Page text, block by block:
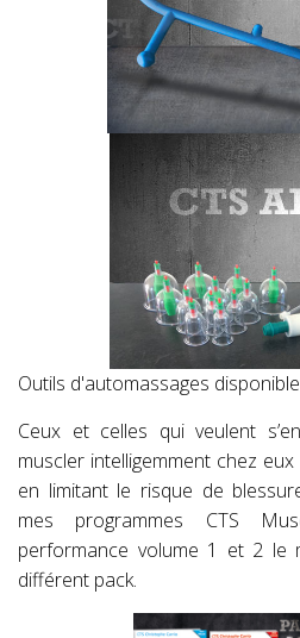
Outils d'automassages
Ceux et celles qui veulent
muscler intelligemment chez
en limitant le risque de
mes programmes CTS
performance volume 1 et 2 le
différent pack.